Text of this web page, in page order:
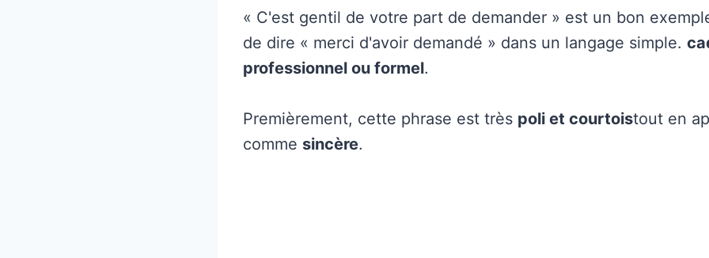
« C'est gentil de votre part de demander » est un bon
de dire « merci d'avoir demandé » dans un langage simple.
professionnel ou formel.
Premièrement, cette phrase est très poli et courtoistout en
comme sincère.